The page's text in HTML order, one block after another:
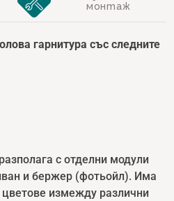
монтаж
гарнитура със следните
разполага с отделни модули
и бержер (фотьойл). Има
измежду различни